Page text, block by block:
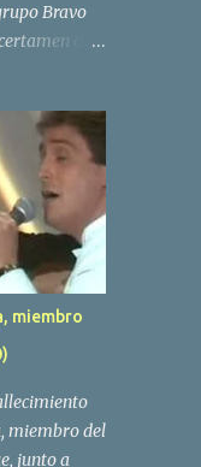
Bravo
del
en la
la que ha
a traves
Tolosa en
en la
al
a la
a dar
Trigo
miembro
miembro del
junto a